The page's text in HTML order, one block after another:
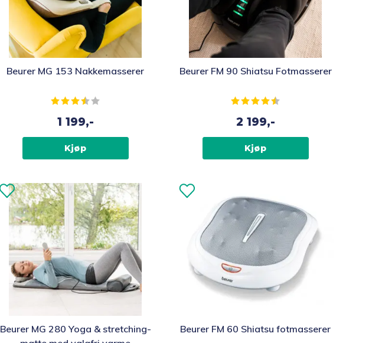
Beurer MG 153 Nakkemasserer
Karakter:
1 199,-
Kjøp
Beurer FM 90 Shiatsu Fotmasserer
Karakter:
2 199,-
Kjøp
Beurer MG 280 Yoga & stretching-
Beurer FM 60 Shiatsu fotmasserer